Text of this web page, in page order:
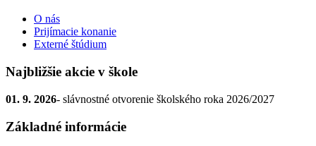
O nás
Prijímacie konanie
Externé štúdium
Najbližšie akcie v škole
01. 9. 2026- slávnostné otvorenie školského roka 2026/2027
Základné informácie